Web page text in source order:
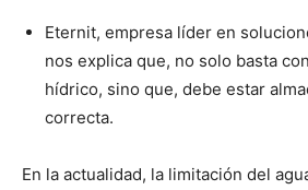
Eternit, empresa líder en
nos explica que, no solo basta
hídrico, sino que, debe estar
correcta.
En la actualidad, la limitación del